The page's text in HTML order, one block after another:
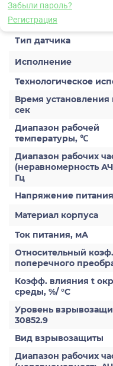
Забыли пароль?
Регистрация
Тип датчика
Исполнение
Технологическое
Время установления
сек
Диапазон рабочей
температуры, ℃
Диапазон рабочих
(неравномерность
Гц
Напряжение питания
Материал корпуса
Ток питания, мА
Относительный коэф.
поперечного
Коэфф. влияния t
среды, %/ °С
Уровень
30852.9
Вид взрывозащиты
Диапазон рабочих